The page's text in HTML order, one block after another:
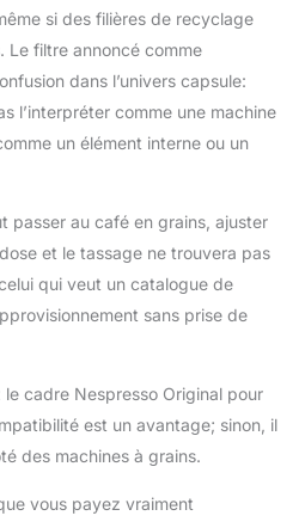
si des filières de recyclage
Le filtre annoncé comme
dans l’univers capsule:
l’interpréter comme une machine
un élément interne ou un
passer au café en grains, ajuster
et le tassage ne trouvera pas
qui veut un catalogue de
sans prise de
cadre Nespresso Original pour
est un avantage; sinon, il
des machines à grains.
vous payez vraiment